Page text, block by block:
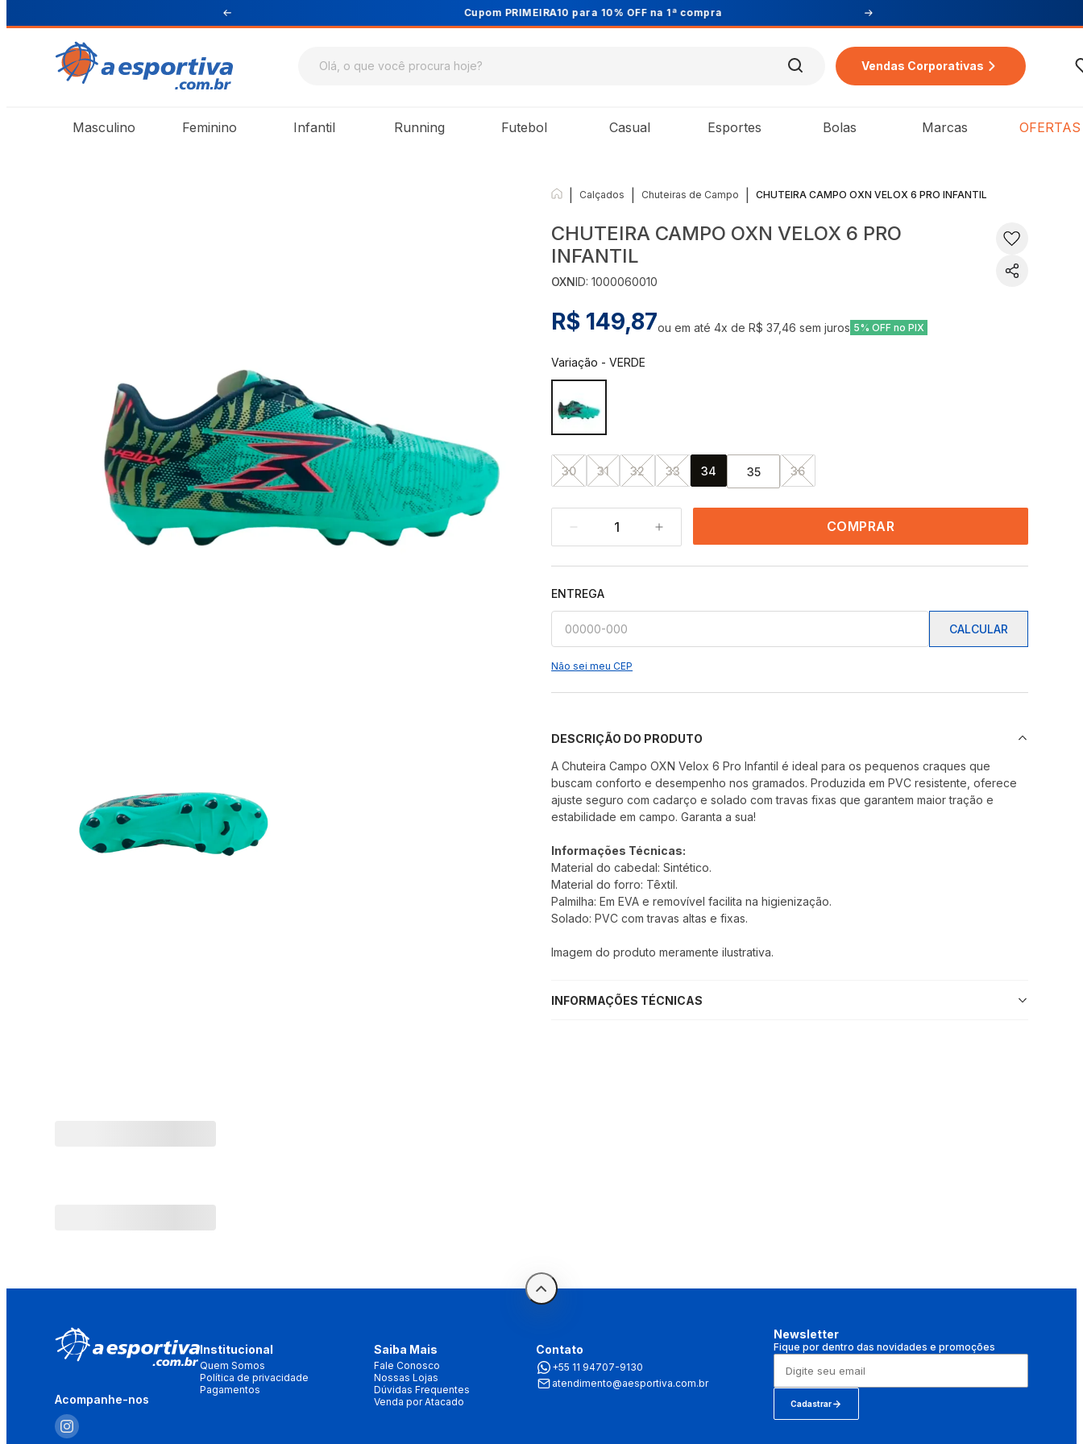
Cupom PRIMEIRA10 para 10% OFF na 1ª compra
Vendas Corporativas
Masculino Feminino Infantil Running Futebol Casual Esportes Bolas Marcas OFERTAS
Calçados Chuteiras de Campo CHUTEIRA CAMPO OXN VELOX 6 PRO INFANTIL
CHUTEIRA CAMPO OXN VELOX 6 PRO
INFANTIL
OXNID:1000060010
R$ 149,87ou em até4x deR$ 37,46 sem juros 5% OFF no PIX
Variação -VERDE
30 31 32 33 34 35 36
1 COMPRAR
ENTREGA
CALCULAR
Não sei meu CEP
DESCRIÇÃO DO PRODUTO
A Chuteira Campo OXN Velox 6 Pro Infantil é ideal para os pequenos craques que
buscam conforto e desempenho nos gramados. Produzida em PVC resistente, oferece
ajuste seguro com cadarço e solado com travas fixas que garantem maior tração e
estabilidade em campo. Garanta a sua!
Informações Técnicas:
Material do cabedal: Sintético.
Material do forro: Têxtil.
Palmilha: Em EVA e removível facilita na higienização.
Solado: PVC com travas altas e fixas.
Imagem do produto meramente ilustrativa.
INFORMAÇÕES TÉCNICAS
Acompanhe-nos
Institucional
Quem Somos
Política de privacidade
Pagamentos
Saiba Mais
Fale Conosco
Nossas Lojas
Dúvidas Frequentes
Venda por Atacado
Contato
+55 11 94707-9130
atendimento@aesportiva.com.br
Newsletter
Fique por dentro das novidades e promoções
Cadastrar